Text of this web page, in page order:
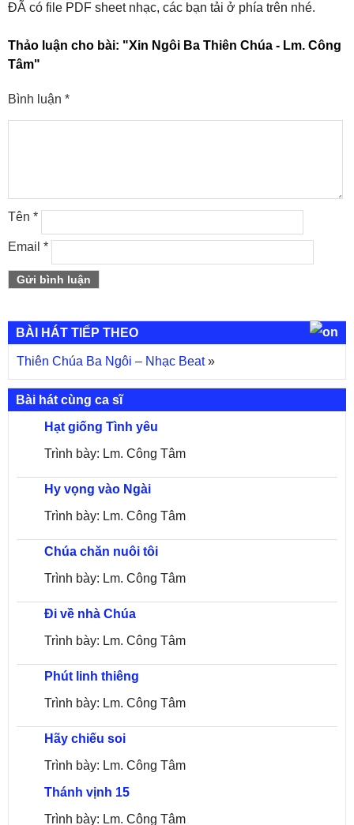
ĐÃ có file PDF sheet nhạc, các bạn tải ở phía trên nhé.
Thảo luận cho bài: "Xin Ngôi Ba Thiên Chúa - Lm. Công
Tâm"
Bình luận *
Tên *
Email *
BÀI HÁT TIẾP THEO
Thiên Chúa Ba Ngôi – Nhạc Beat»
Bài hát cùng ca sĩ
Hạt giống Tình yêu
Trình bày: Lm. Công Tâm
Hy vọng vào Ngài
Trình bày: Lm. Công Tâm
Chúa chăn nuôi tôi
Trình bày: Lm. Công Tâm
Đi về nhà Chúa
Trình bày: Lm. Công Tâm
Phút linh thiêng
Trình bày: Lm. Công Tâm
Hãy chiếu soi
Trình bày: Lm. Công Tâm
Thánh vịnh 15
Trình bày: Lm. Công Tâm